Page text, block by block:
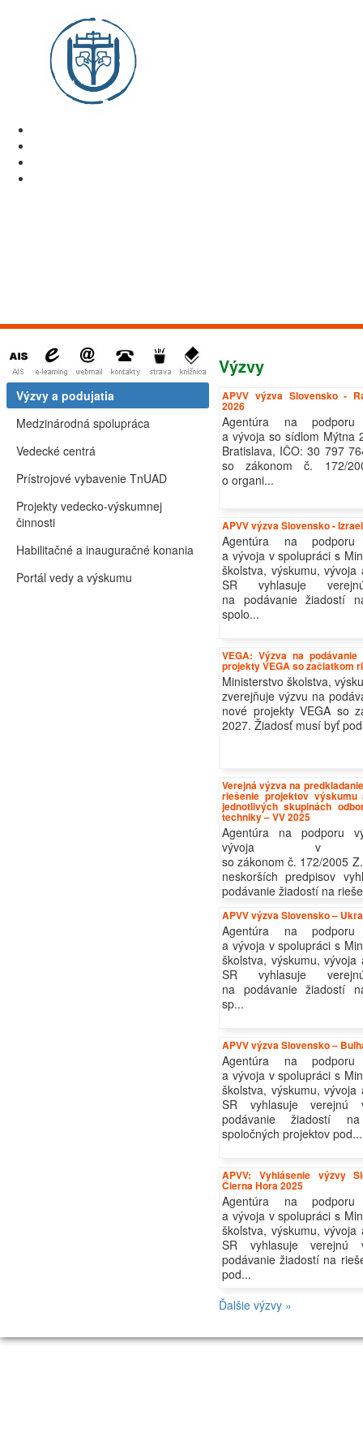
Výzvy
APVV výzva Slovensko -
2026
Agentúra na podporu
a vývoja so sídlom Mýtna
Bratislava, IČO: 30 797
so zákonom č. 172/
o organi...
APVV výzva Slovensko -
Agentúra na podporu
a vývoja v spolupráci s
školstva, výskumu, vývoja
SR vyhlasuje
na podávanie žiadostí
spolo...
VEGA: Výzva na
projekty VEGA so začiatkom
Ministerstvo školstva,
zverejňuje výzvu na
nové projekty VEGA so
2027. Žiadosť musí byť
Verejná výzva na
riešenie projektov
jednotlivých skupinách
techniky – VV 2025
Agentúra na podporu
vývoja v
so zákonom č. 172/2005
neskorších predpisov
podávanie žiadostí na
APVV výzva Slovensko –
Agentúra na podporu
a vývoja v spolupráci s
školstva, výskumu, vývoja
SR vyhlasuje
na podávanie žiadostí
sp...
APVV výzva Slovensko –
Agentúra na podporu
a vývoja v spolupráci s
školstva, výskumu, vývoja
SR vyhlasuje verejnú
podávanie žiadostí
spoločných projektov pod...
APVV: Vyhlásenie výzvy
Čierna Hora 2025
Agentúra na podporu
a vývoja v spolupráci s
školstva, výskumu, vývoja
SR vyhlasuje verejnú
podávanie žiadostí na
pod...
Ďalšie výzvy »
Výzvy a podujatia
Medzinárodná spolupráca
Vedecké centrá
Prístrojové vybavenie TnUAD
Projekty vedecko-výskumnej
činnosti
Habilitačné a inauguračné konania
Portál vedy a výskumu